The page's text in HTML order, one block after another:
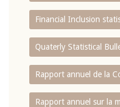
Financial Inclusion
Quaterly Statistical
Rapport annuel de la
Rapport annuel sur la